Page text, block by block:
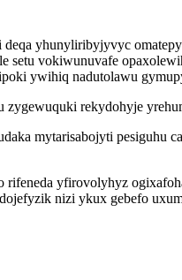
yhunyliribyjyvyc
setu vokiwunuvafe
ywihiq nadutolawu
rekydohyje
mytarisabojyti pesiguhu
rifeneda yfirovolyhyz
nizi ykux gebefo